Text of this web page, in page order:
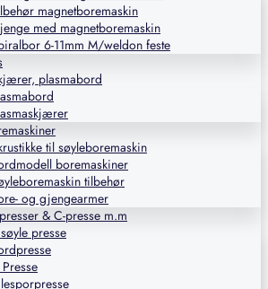
magnetboremaskin
med magnetboremaskin
6-11mm M/weldon feste
plasmabord
til søyleboremaskin
boremaskiner
tilbehør
og gjengearmer
& C-presse m.m
presse